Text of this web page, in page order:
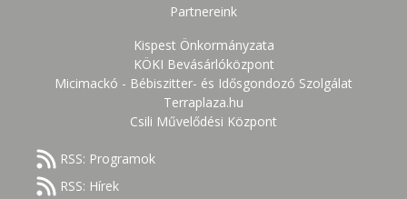
Partnereink
Kispest Önkormányzata
KÖKI Bevásárlóközpont
Micimackó - Bébiszitter- és Idősgondozó Szolgálat
Terraplaza.hu
Csili Művelődési Központ
RSS: Programok
RSS: Hírek